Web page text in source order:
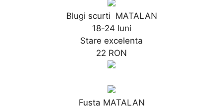
Blugi scurti MATALAN
18-24 luni
Stare excelenta
22 RON
Fusta MATALAN